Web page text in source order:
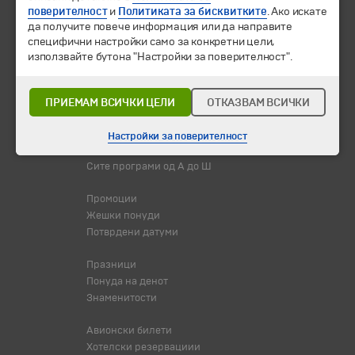
© 2010-2026 Туристичка агенција "Бохемиа - Скопје".
Екскурзии и одмори
Дестинации
Сите програми од А до Ш
Промоции
Жешки понуди
Потврдени датуми
Празници
Понуда на денот
Знаменитости
Авионски билети
Хотелски резервациии
поверителности Политиката за бисквитките. Ако искате
да получите повече информация или да направите
специфични настройки само за конкретни цели,
използвайте бутона "Настройки за поверителност".
ПРИЕМАМ ВСИЧКИ ЦЕЛИ ОТКАЗВАМ ВСИЧКИ
Настройки за поверителност